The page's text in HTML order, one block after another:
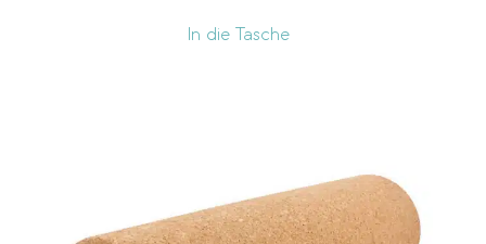
In die Tasche